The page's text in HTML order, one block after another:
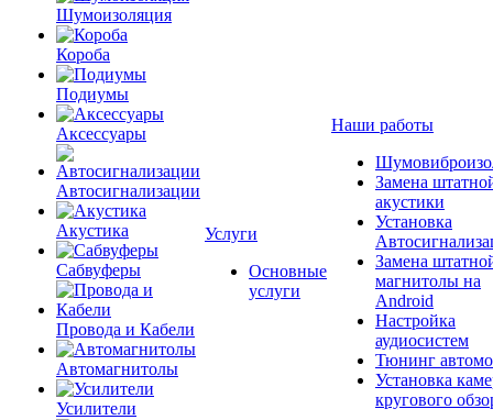
Шумоизоляция
Короба
Подиумы
Аксессуары
Автосигнализации
Акустика
Сабвуферы
Провода и Кабели
Автомагнитолы
Усилители
Услуги
Основные
услуги
Наши работы
Замена
акустики
Установка
Замена
магнитолы на
Android
Настройка
аудиосистем
Тюнинг
Установка
кругового